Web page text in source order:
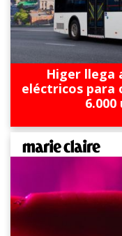
Higer llega
eléctricos para